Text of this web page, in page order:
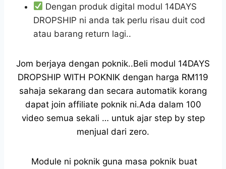
Dengan produk digital modul 14DAYS
DROPSHIP ni anda tak perlu risau duit cod
atau barang return lagi..
Jom berjaya dengan poknik..Beli modul 14DAYS
DROPSHIP WITH POKNIK dengan harga RM119
sahaja sekarang dan secara automatik korang
dapat join affiliate poknik ni.Ada dalam 100
video semua sekali … untuk ajar step by step
menjual dari zero.
Module ni poknik guna masa poknik buat